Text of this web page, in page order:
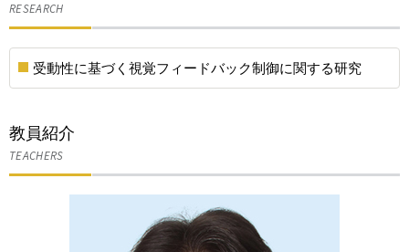
RESEARCH
受動性に基づく視覚フィードバック制御に関する研究
教員紹介
TEACHERS